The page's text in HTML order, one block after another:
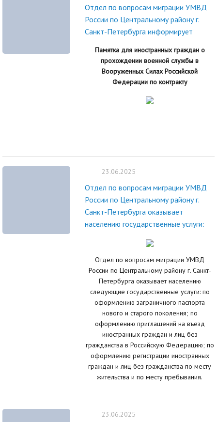
Отдел по вопросам миграции УМВД
России по Центральному району г.
Санкт-Петербурга информирует
Памятка для иностранных граждан о
прохождении военной службы в
Вооруженных Силах Российской
Федерации по контракту
23.06.2025
Отдел по вопросам миграции УМВД
России по Центральному району г.
Санкт-Петербурга оказывает
населению государственные услуги:
Отдел по вопросам миграции УМВД
России по Центральному району г. Санкт-
Петербурга оказывает населению
следующие государственные услуги: по
оформлению заграничного паспорта
нового и старого поколения; по
оформлению приглашений на въезд
иностранных граждан и лиц без
гражданства в Российскую Федерацию; по
оформлению регистрации иностранных
граждан и лиц без гражданства по месту
жительства и по месту пребывания.
23.06.2025